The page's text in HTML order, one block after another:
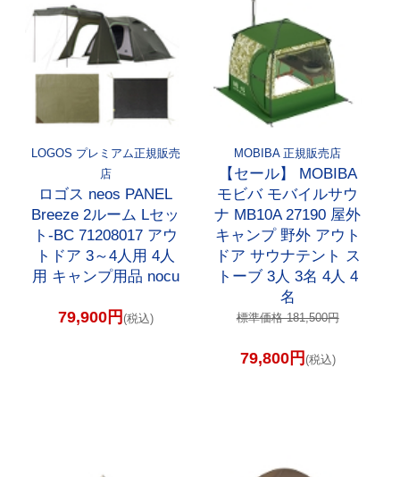
LOGOS プレミアム正規販売
店
ロゴス neos PANEL
Breeze 2ルーム Lセッ
ト-BC 71208017 アウ
トドア 3～4人用 4人
用 キャンプ用品 nocu
79,900円 (税込)
MOBIBA 正規販売店
【セール】 MOBIBA
モビバ モバイルサウ
ナ MB10A 27190 屋外
キャンプ 野外 アウト
ドア サウナテント ス
トーブ 3人 3名 4人 4
名
標準価格 181,500円
79,800円 (税込)